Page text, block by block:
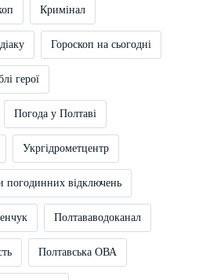
Кримінал
Гороскоп на сьогодні
герої
Погода у Полтаві
Укргідрометцентр
погодинних відключень
Полтававодоканал
Полтавська ОВА